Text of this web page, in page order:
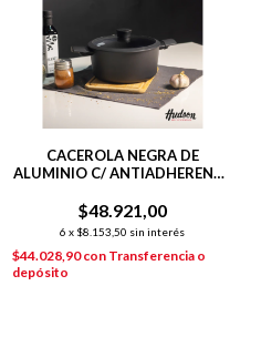
CACEROLA NEGRA DE
ALUMINIO C/ ANTIADHERENTE
$48.921,00
6 x $8.153,50 sin interés
$44.028,90con Transferencia o
depósito